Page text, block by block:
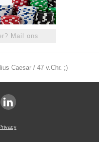
Mail ons
Caesar / 47 v.Chr. ;)